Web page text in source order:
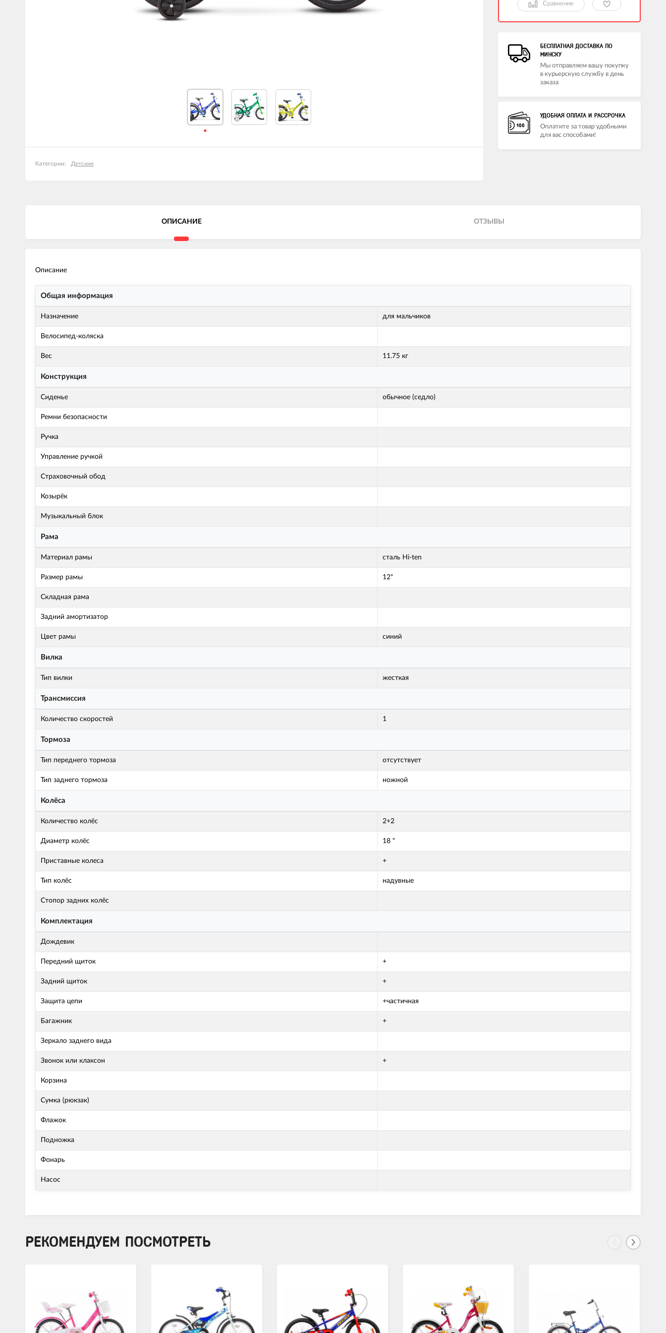
Категории: Детские
Сравнение
БЕСПЛАТНАЯ ДОСТАВКА ПО
МИНСКУ
Мы отправляем вашу покупку
в курьерскую службу в день
заказа
УДОБНАЯ ОПЛАТА И РАССРОЧКА
Оплатите за товар удобными
для вас способами!
ОПИСАНИЕ ОТЗЫВЫ
Описание
Общая информация
Назначение для мальчиков
Велосипед-коляска
Вес 11.75 кг
Конструкция
Сиденье обычное (седло)
Ремни безопасности
Ручка
Управление ручкой
Страховочный обод
Козырёк
Музыкальный блок
Рама
Материал рамы сталь Hi-ten
Размер рамы 12"
Складная рама
Задний амортизатор
Цвет рамы синий
Вилка
Тип вилки жесткая
Трансмиссия
Количество скоростей 1
Тормоза
Тип переднего тормоза отсутствует
Тип заднего тормоза ножной
Колёса
Количество колёс 2+2
Диаметр колёс 18 "
Приставные колеса +
Тип колёс надувные
Стопор задних колёс
Комплектация
Дождевик
Передний щиток +
Задний щиток +
Защита цепи +частичная
Багажник +
Зеркало заднего вида
Звонок или клаксон +
Корзина
Сумка (рюкзак)
Флажок
Подножка
Фонарь
Насос
РЕКОМЕНДУЕМ ПОСМОТРЕТЬ